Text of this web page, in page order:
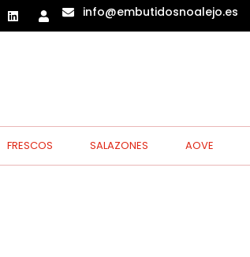
info@embutidosnoalejo.es
FRESCOS SALAZONES AOVE